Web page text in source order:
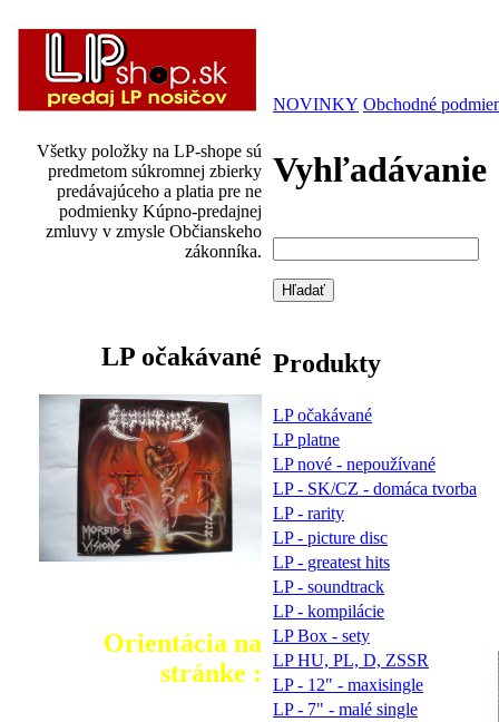
Všetky položky na LP-shope sú
predmetom súkromnej zbierky
predávajúceho a platia pre ne
podmienky Kúpno-predajnej
zmluvy v zmysle Občianskeho
zákonníka.
LP očakávané
Orientácia na
stránke :
NOVINKY Obchodné
Vyhľadávanie
Produkty
LP očakávané
LP platne
LP nové - nepoužívané
LP - SK/CZ - domáca tvorba
LP - rarity
LP - picture disc
LP - greatest hits
LP - soundtrack
LP - kompilácie
LP Box - sety
LP HU, PL, D, ZSSR
LP - 12" - maxisingle
LP - 7" - malé single